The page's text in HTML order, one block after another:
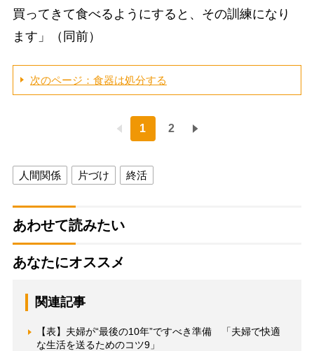
買ってきて食べるようにすると、その訓練になり
ます」（同前）
次のページ：食器は処分する
1 2
人間関係 片づけ 終活
あわせて読みたい
あなたにオススメ
関連記事
【表】夫婦が“最後の10年”ですべき準備 「夫婦で快適
な生活を送るためのコツ9」